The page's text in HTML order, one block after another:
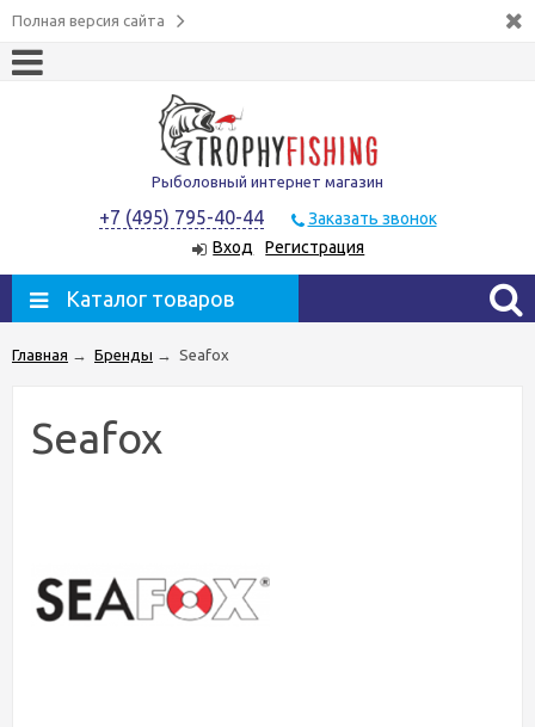
Полная версия сайта
Рыболовный интернет магазин
+7 (495) 795-40-44
Заказать звонок
Вход
Регистрация
Каталог товаров
Главная → Бренды → Seafox
Seafox